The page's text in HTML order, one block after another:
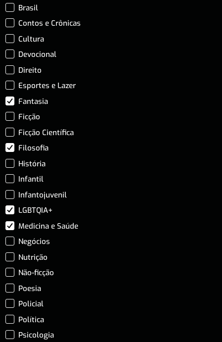
Brasil
Contos e Crônicas
Cultura
Devocional
Direito
Esportes e Lazer
Fantasia
Ficção
Ficção Científica
Filosofia
História
Infantil
Infantojuvenil
LGBTQIA+
Medicina e Saúde
Negócios
Nutrição
Não-ficção
Poesia
Policial
Política
Psicologia